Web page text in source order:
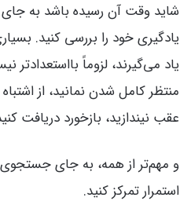
شاید وقت آن رسیده باشد به
یادگیری خود را بررسی کنید.
یاد می‌گیرند، لزوماً بااستعدادتر
منتظر کامل شدن نمانید، از
عقب نیندازید، بازخورد دریافت
و مهم‌تر از همه، به جای
استمرار تمرکز کنید.